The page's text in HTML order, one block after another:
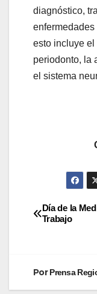
diagnóstico,
esto incluye el
periodonto, la
el sistema
Día de la
Trabajo
PorPrensa